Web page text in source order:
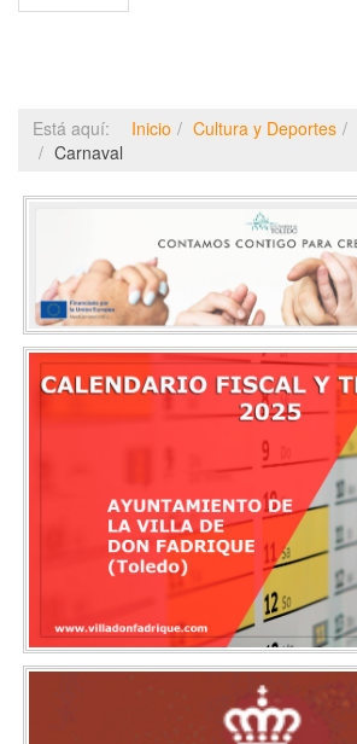
Está aquí: Inicio Cultura y Deportes
Carnaval